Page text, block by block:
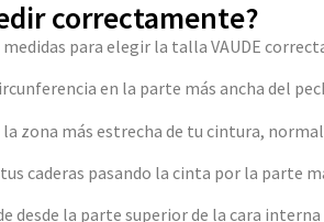
correctamente?
para elegir la talla VAUDE
en la parte más ancha del
la zona más estrecha de tu cintura,
caderas pasando la cinta por la parte
desde la parte superior de la cara